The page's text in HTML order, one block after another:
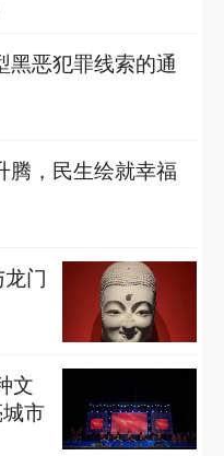
黑恶犯罪线索的通
腾，民生绘就幸福
门
文
市